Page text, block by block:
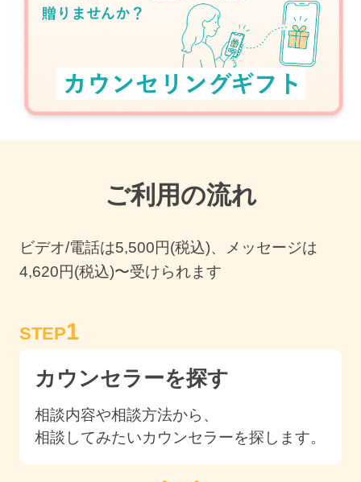
ご利用の流れ
ビデオ/電話は5,500円(税込)、メッセージは
4,620円(税込)〜受けられます
STEP1
カウンセラーを探す
相談内容や相談方法から、
相談してみたいカウンセラーを探します。